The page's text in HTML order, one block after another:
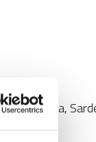
Puglia,